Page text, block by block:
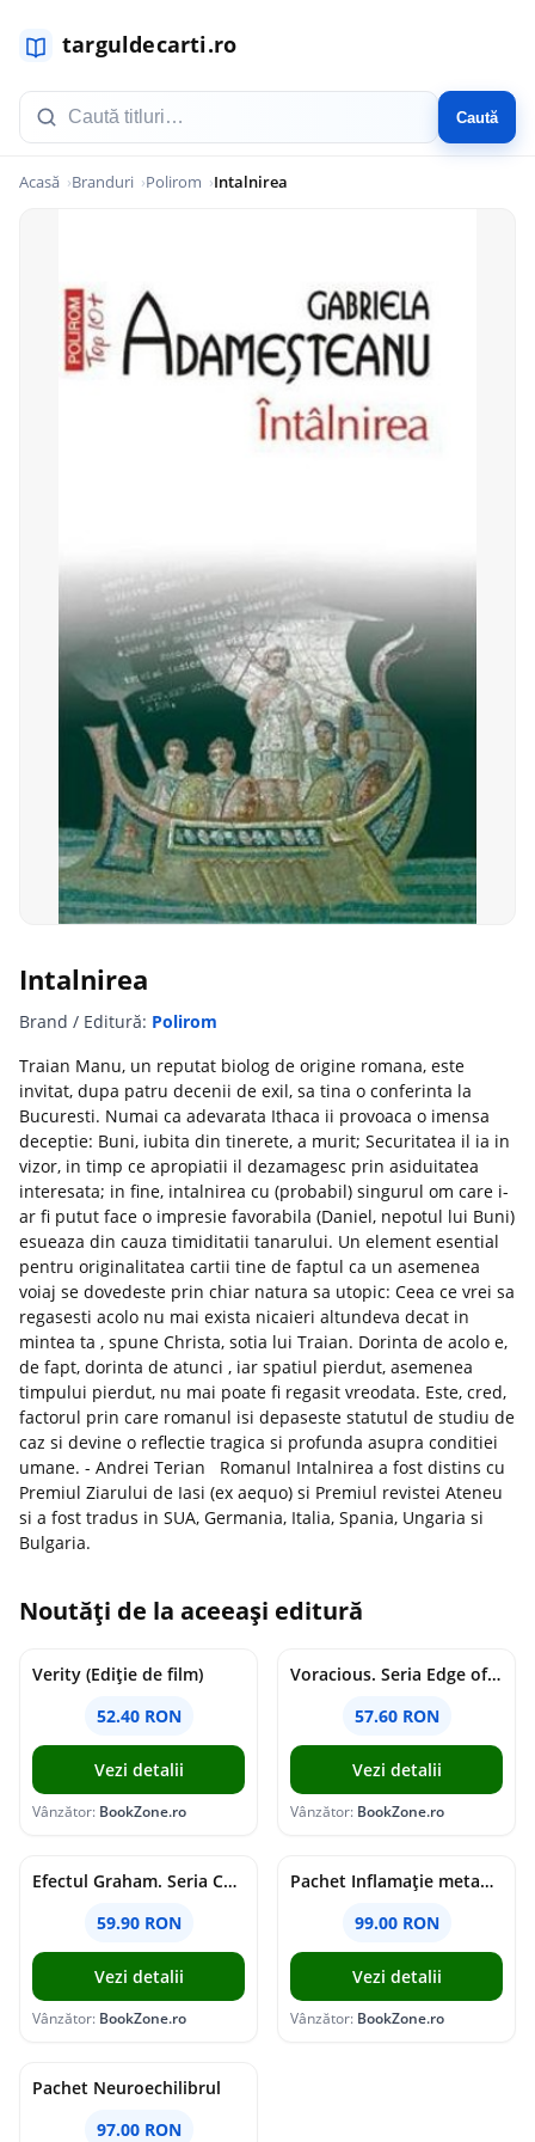
Caută
Acasă Branduri Polirom Intalnirea
Intalnirea
Brand / Editură: Polirom
Traian Manu, un reputat biolog de origine romana, este
invitat, dupa patru decenii de exil, sa tina o conferinta la
Bucuresti. Numai ca adevarata Ithaca ii provoaca o imensa
deceptie: Buni, iubita din tinerete, a murit; Securitatea il ia in
vizor, in timp ce apropiatii il dezamagesc prin asiduitatea
interesata; in fine, intalnirea cu (probabil) singurul om care i-
ar fi putut face o impresie favorabila (Daniel, nepotul lui Buni)
esueaza din cauza timiditatii tanarului. Un element esential
pentru originalitatea cartii tine de faptul ca un asemenea
voiaj se dovedeste prin chiar natura sa utopic: Ceea ce vrei sa
regasesti acolo nu mai exista nicaieri altundeva decat in
mintea ta , spune Christa, sotia lui Traian. Dorinta de acolo e,
de fapt, dorinta de atunci , iar spatiul pierdut, asemenea
timpului pierdut, nu mai poate fi regasit vreodata. Este, cred,
factorul prin care romanul isi depaseste statutul de studiu de
caz si devine o reflectie tragica si profunda asupra conditiei
umane. - Andrei Terian Romanul Intalnirea a fost distins cu
Premiul Ziarului de Iasi (ex aequo) si Premiul revistei Ateneu
si a fost tradus in SUA, Germania, Italia, Spania, Ungaria si
Bulgaria.
Noutăți de la aceeași editură
Verity (Ediție de film)
52.40 RON
Vezi detalii
Vânzător: BookZone.ro
Voracious. Seria Edge of Darkness Vol.2
57.60 RON
Vezi detalii
Vânzător: BookZone.ro
Efectul Graham. Seria Campus Diaries Vol.1
59.90 RON
Vezi detalii
Vânzător: BookZone.ro
Pachet Inflamație metabolism și creier
99.00 RON
Vezi detalii
Vânzător: BookZone.ro
Pachet Neuroechilibrul
97.00 RON